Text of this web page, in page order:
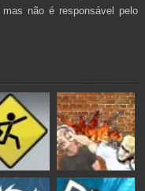
, mas não é responsável pelo